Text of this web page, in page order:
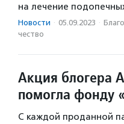
на лечение
Новости · 05.09.2023 ·
чест­во
Акция блогера
помогла фонду
С каждой проданной